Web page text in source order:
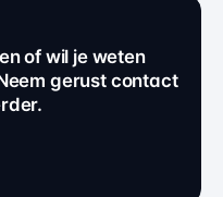
of wil je weten
gerust contact